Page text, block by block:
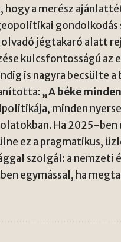
a merész
gondolkodás
jégtakaró alatt
kulcsfontosságú az
is nagyra becsülte a
„A béke
minden
Ha 2025-ben
ez a pragmatikus,
szolgál: a nemzeti
egymással, ha